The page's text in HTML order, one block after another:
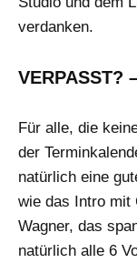
verdanken.
VERPASST?
Für alle, die
der
natürlich eine
wie das Intro mit
Wagner, das
natürlich alle 6